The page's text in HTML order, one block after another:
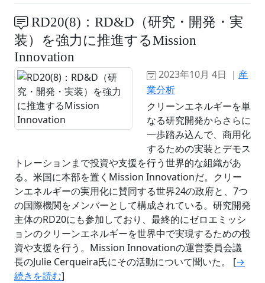
RD20(8)：RD&D（研究・開発・実
装）を強力に推進するMission
Innovation
2023年10月 4日 ｜ 産
業分析
クリーンエネルギーを単
なる研究開発からさらに
一歩踏み込んで、商用化
するための実装とデモス
トレーションまで投資や支援を行う世界的な組織があ
る。米国に本部を置くMission Innovationだ。クリー
ンエネルギーの実用化に賛同する世界24の政府と、7つ
の国際機関をメンバーとして構成されている。研究開発
主体のRD20にも参加しており、最終的にゼロエミッシ
ョンのクリーンエネルギーを世界中で実現するための投
資や支援を行う。Mission Innovationの運営委員会議
長のJulie Cerqueira氏にその活動について聞いた。 [→
続きを読む]